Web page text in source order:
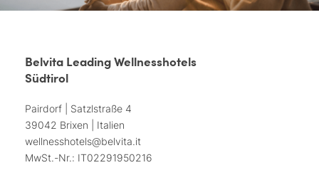
Belvita Leading Wellnesshotels
Südtirol
Pairdorf | Satzlstraße 4
39042 Brixen | Italien
wellnesshotels@belvita.it
MwSt.-Nr.: IT02291950216